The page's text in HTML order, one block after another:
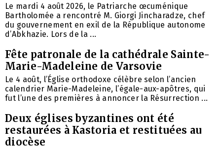
Le mardi 4 août 2026, le Patriarche œcuménique
Bartholomée a rencontré M. Giorgi Jincharadze, chef
du gouvernement en exil de la République autonome
d’Abkhazie. Lors de la ...
Fête patronale de la cathédrale Sainte-
Marie-Madeleine de Varsovie
Le 4 août, l’Église orthodoxe célèbre selon l’ancien
calendrier Marie-Madeleine, l’égale-aux-apôtres, qui
fut l’une des premières à annoncer la Résurrection ...
Deux églises byzantines ont été
restaurées à Kastoria et restituées au
diocèse